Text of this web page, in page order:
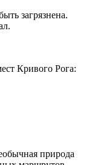
загрязнена.
Кривого Рога:
природа